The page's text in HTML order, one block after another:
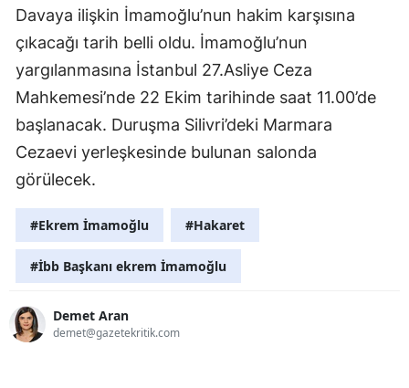
Davaya ilişkin İmamoğlu’nun hakim karşısına
çıkacağı tarih belli oldu. İmamoğlu’nun
yargılanmasına İstanbul 27.Asliye Ceza
Mahkemesi’nde 22 Ekim tarihinde saat 11.00’de
başlanacak. Duruşma Silivri’deki Marmara
Cezaevi yerleşkesinde bulunan salonda
görülecek.
#Ekrem İmamoğlu #Hakaret
#İbb Başkanı ekrem İmamoğlu
Demet Aran
demet@gazetekritik.com